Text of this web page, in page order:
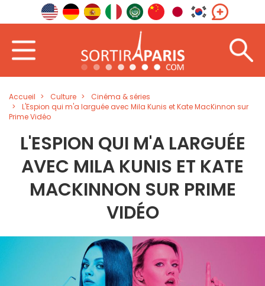
Accueil Culture
Cinéma & séries
L'Espion qui m'a larguée avec Mila Kunis et Kate MacKinnon sur
Prime Vidéo
L'ESPION QUI M'A LARGUÉE
AVEC MILA KUNIS ET KATE
MACKINNON SUR PRIME
VIDÉO